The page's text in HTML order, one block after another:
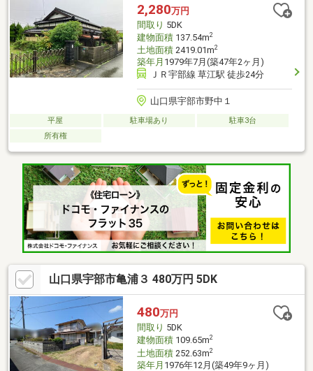
2,280万円
間取り 5DK
建物面積137.54m2
土地面積2419.01m2
築年月 1979年7月(築47年2ヶ月)
ＪＲ宇部線 草江駅 徒歩24分
山口県宇部市野中１
平屋 駐車場あり
駐車3台
所有権
山口県宇部市亀浦３ 480万円 5DK
480万円
間取り 5DK
建物面積109.65m2
土地面積252.63m2
築年月 1976年12月(築49年9ヶ月)